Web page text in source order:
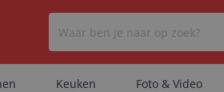
Keuken Foto & Video